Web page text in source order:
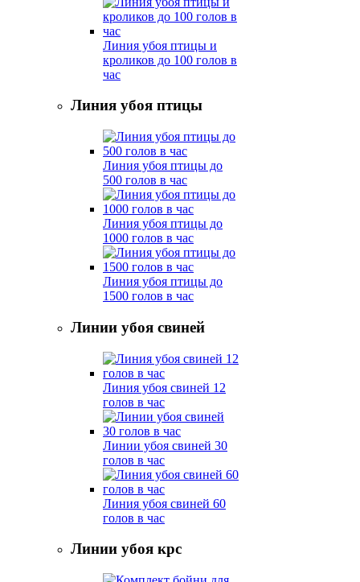
Линия убоя птицы и
кроликов до 100 голов в
час
Линия убоя птицы
Линия убоя птицы до
500 голов в час
Линия убоя птицы до
1000 голов в час
Линия убоя птицы до
1500 голов в час
Линии убоя свиней
Линия убоя свиней 12
голов в час
Линии убоя свиней 30
голов в час
Линия убоя свиней 60
голов в час
Линии убоя крс